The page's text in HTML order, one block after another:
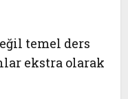
temel ders
ekstra olarak